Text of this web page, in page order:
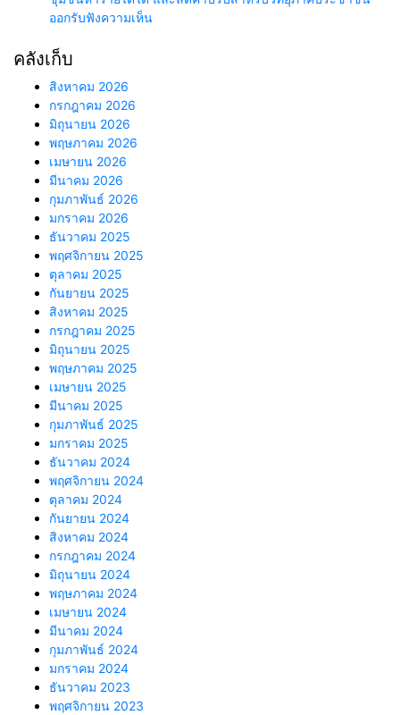
ออกรับฟังความเห็น
คลังเก็บ
สิงหาคม 2026
กรกฎาคม 2026
มิถุนายน 2026
พฤษภาคม 2026
เมษายน 2026
มีนาคม 2026
กุมภาพันธ์ 2026
มกราคม 2026
ธันวาคม 2025
พฤศจิกายน 2025
ตุลาคม 2025
กันยายน 2025
สิงหาคม 2025
กรกฎาคม 2025
มิถุนายน 2025
พฤษภาคม 2025
เมษายน 2025
มีนาคม 2025
กุมภาพันธ์ 2025
มกราคม 2025
ธันวาคม 2024
พฤศจิกายน 2024
ตุลาคม 2024
กันยายน 2024
สิงหาคม 2024
กรกฎาคม 2024
มิถุนายน 2024
พฤษภาคม 2024
เมษายน 2024
มีนาคม 2024
กุมภาพันธ์ 2024
มกราคม 2024
ธันวาคม 2023
พฤศจิกายน 2023